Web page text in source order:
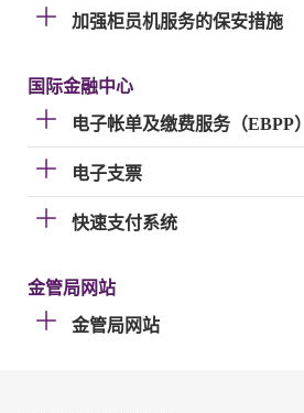
加强柜员机服务的保安措施
国际金融中心
电子帐单及缴费服务（EBPP）
电子支票
快速支付系统
金管局网站
金管局网站